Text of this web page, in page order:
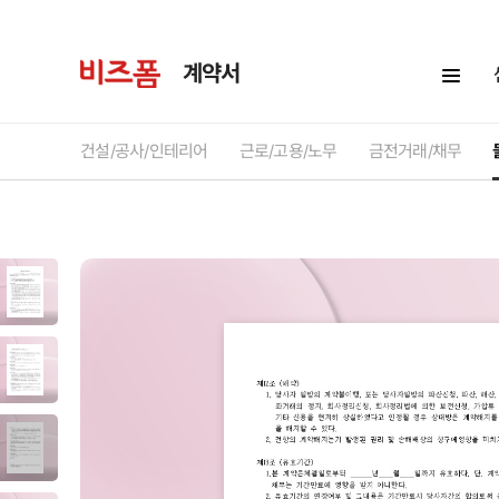
계약서
건설/공사/인테리어 근로/고용/노무 금전거래/채무